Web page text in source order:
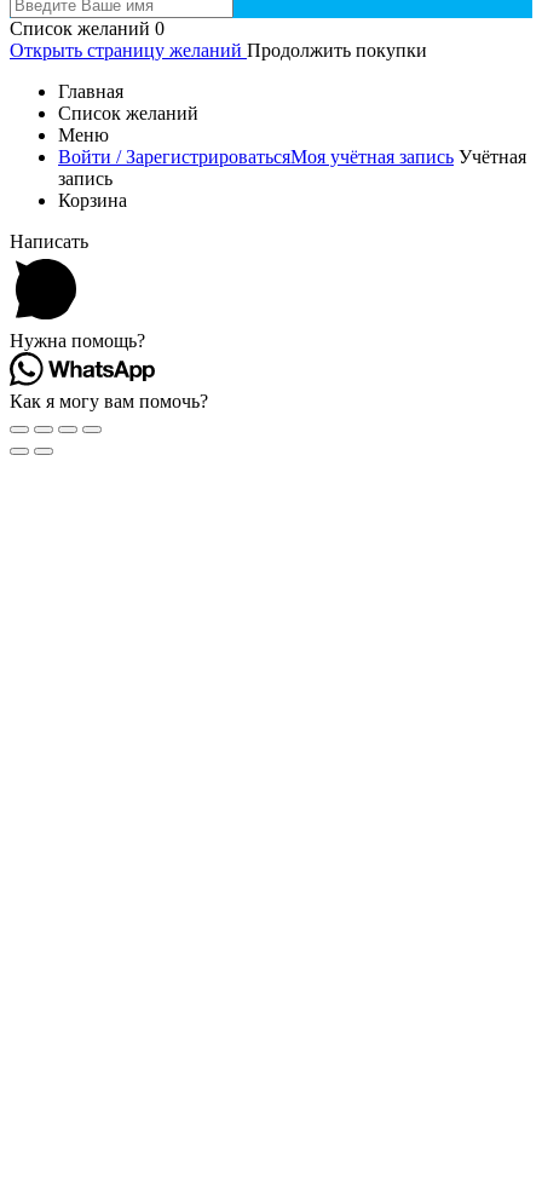
Список желаний 0
Открыть страницу желаний Продолжить покупки
Главная
Список желаний
Меню
Войти / ЗарегистрироватьсяМоя учётная запись Учётная
запись
Корзина
Написать
Нужна помощь?
Как я могу вам помочь?